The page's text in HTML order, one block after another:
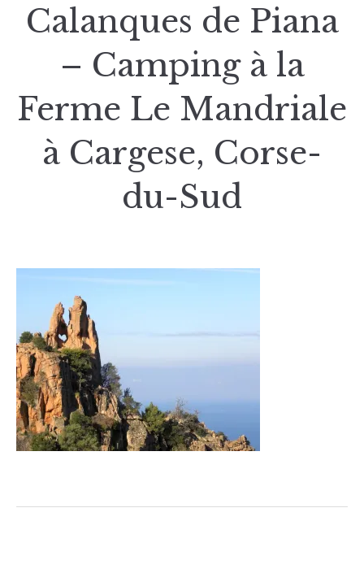
Calanques de Piana
– Camping à la
Ferme Le Mandriale
à Cargese, Corse-
du-Sud